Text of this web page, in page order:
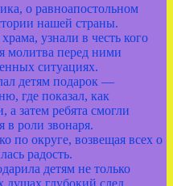
о равноапостольном
нашей страны.
узнали в честь кого
молитва перед ними
ситуациях.
детям подарок —
где показал, как
а затем ребята смогли
в роли звонаря.
по округе, возвещая всех о
радость.
детям не только
душах глубокий след